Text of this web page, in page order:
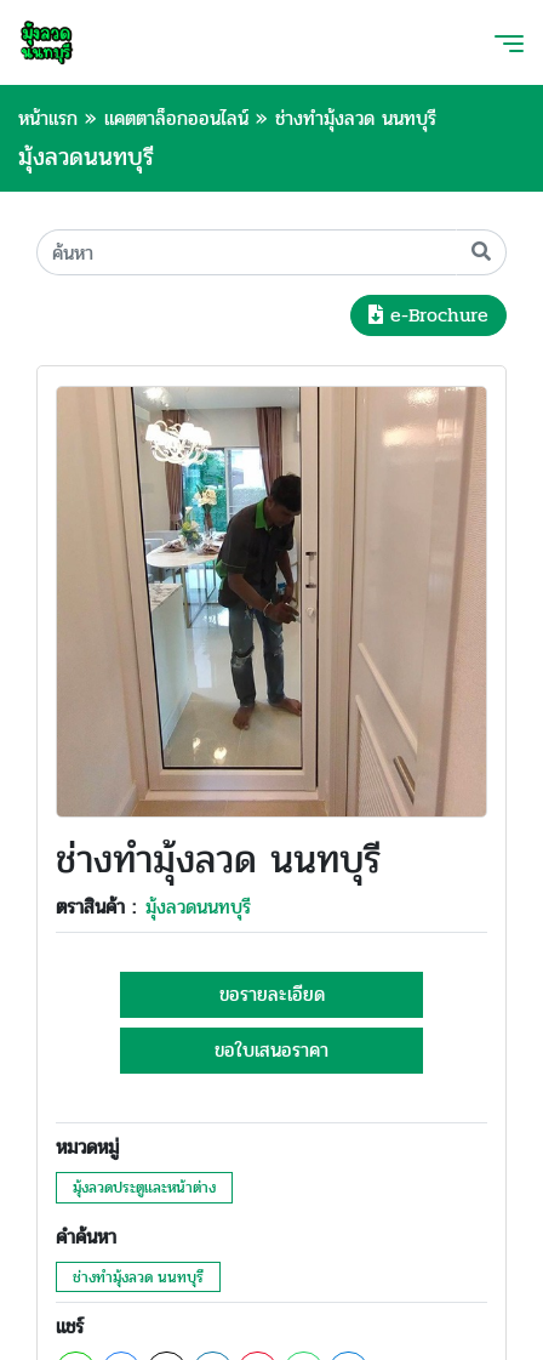
หน้าแรก » แคตตาล็อกออนไลน์ » ช่างทำมุ้งลวด นนทบุรี
มุ้งลวดนนทบุรี
e-Brochure
ช่างทำมุ้งลวด นนทบุรี
ตราสินค้า : มุ้งลวดนนทบุรี
ขอรายละเอียด
ขอใบเสนอราคา
หมวดหมู่
มุ้งลวดประตูและหน้าต่าง
คำค้นหา
ช่างทำมุ้งลวด นนทบุรี
แชร์